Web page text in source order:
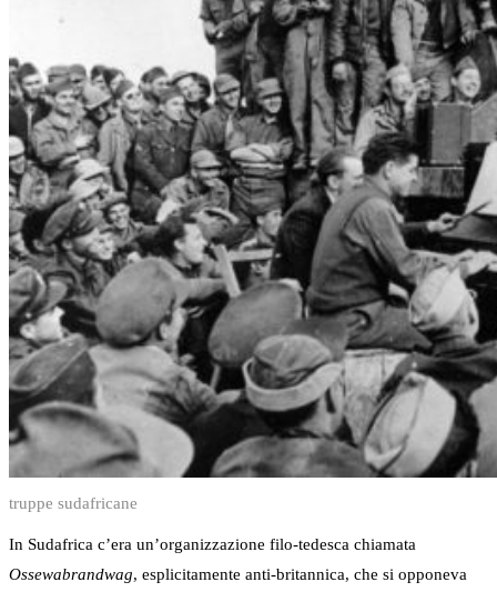
truppe sudafricane
In Sudafrica c’era un’organizzazione filo-tedesca chiamata
Ossewabrandwag, esplicitamente anti-britannica, che si opponeva